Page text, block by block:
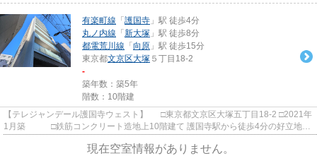
有楽町線 「 護国寺 」駅 徒歩4分
丸ノ内線 「 新大塚 」駅 徒歩8分
都電荒川線 「 向原 」駅 徒歩15分
東京都文京区大塚 ５丁目18-2
-
築年数：築5年
階数：10階建
【テレジャンデール護国寺ウェスト】 □東京都文京区大塚五丁目18-2 □2021年
1月築 □鉄筋コンクリート造地上10階建て 護国寺駅から徒歩4分の好立地に
現在空室情報がありません。